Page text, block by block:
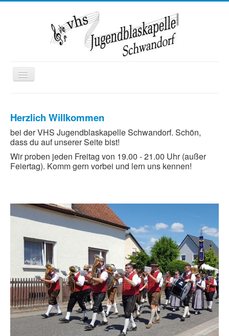
Toggle
Navigation
Wir über uns
Termine
Kontakt
Mitglied werden
Kooperationen
Herzlich Willkommen
bei der VHS Jugendblaskapelle Schwandorf. Schön,
dass du auf unserer Seite bist!
Wir proben jeden Freitag von 19.00 - 21.00 Uhr (außer
Feiertag). Komm gern vorbei und lern uns kennen!